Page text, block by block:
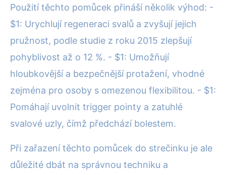
Použití těchto pomůcek přináší několik výhod: -
$1: Urychlují regeneraci svalů a zvyšují jejich
pružnost, podle studie z roku 2015 zlepšují
pohyblivost až o 12 %. - $1: Umožňují
hloubkovější a bezpečnější protažení, vhodné
zejména pro osoby s omezenou flexibilitou. - $1:
Pomáhají uvolnit trigger pointy a zatuhlé
svalové uzly, čímž předchází bolestem.
Při zařazení těchto pomůcek do strečinku je ale
důležité dbát na správnou techniku a